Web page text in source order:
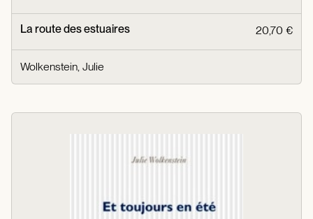
La route des estuaires 20,70 €
Wolkenstein, Julie